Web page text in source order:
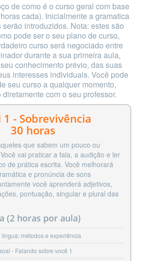
de como é o curso geral com base
cada). Inicialmente a gramatica
introduzidos. Nota: estes são
pode ser o seu plano de curso,
curso será negociado entre
durante a sua primeira aula,
conhecimento prévio, das suas
interesses individuais. Você pode
seu curso a qualquer momento,
com o seu professor.
1 - Sobrevivência
30 horas
que sabem um pouco ou
vai praticar a fala, a audição e ler
de prática escrita. Você melhorará
e pronúncia de sons
você aprenderá adjetivos,
pontuação, singular e plural das
(2 horas por aula)
métodos e experiência
- Falando sobre você 1